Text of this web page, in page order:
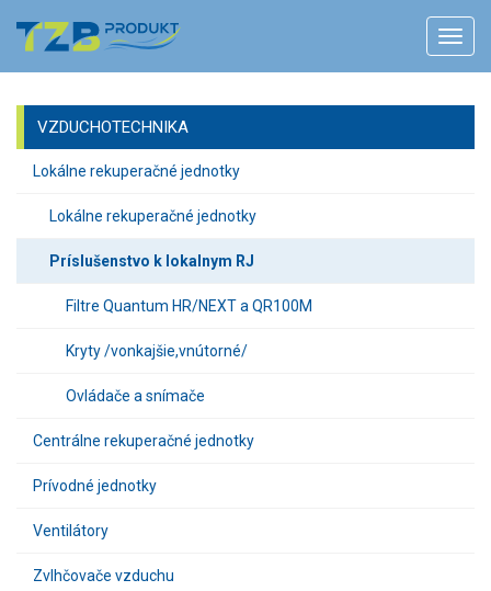
VZDUCHOTECHNIKA
Lokálne rekuperačné jednotky
Lokálne rekuperačné jednotky
Príslušenstvo k lokalnym RJ
Filtre Quantum HR/NEXT a QR100M
Kryty /vonkajšie,vnútorné/
Ovládače a snímače
Centrálne rekuperačné jednotky
Prívodné jednotky
Ventilátory
Zvlhčovače vzduchu